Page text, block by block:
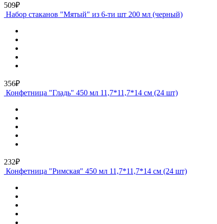
509₽
Набор стаканов "Мятый" из 6-ти шт 200 мл (черный)
356₽
Конфетница "Гладь" 450 мл 11,7*11,7*14 см (24 шт)
232₽
Конфетница "Римская" 450 мл 11,7*11,7*14 см (24 шт)